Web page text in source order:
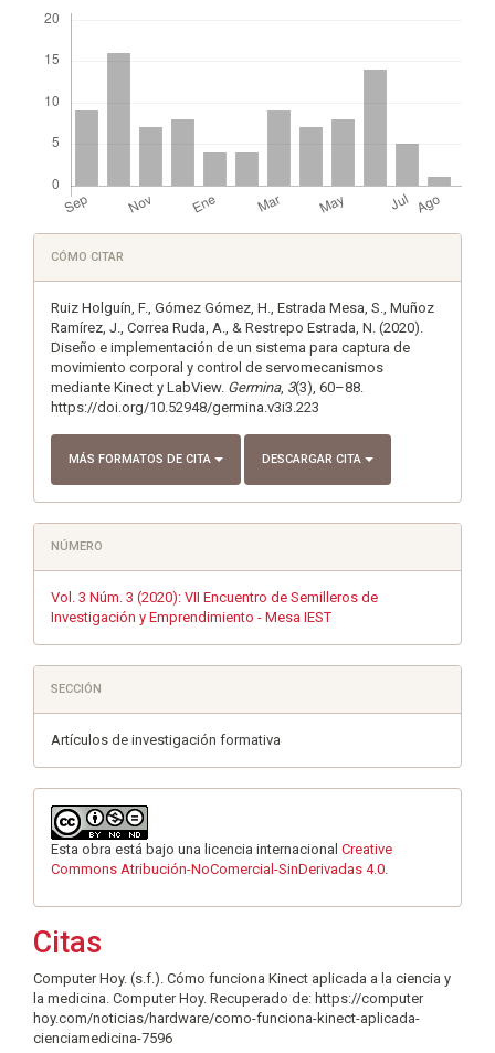
Detalles
del
artículo
CÓMO CITAR
Ruiz Holguín, F., Gómez Gómez, H., Estrada Mesa, S., Muñoz
Ramírez, J., Correa Ruda, A., & Restrepo Estrada, N. (2020).
Diseño e implementación de un sistema para captura de
movimiento corporal y control de servomecanismos
mediante Kinect y LabView. Germina, 3(3), 60–88.
https://doi.org/10.52948/germina.v3i3.223
MÁS FORMATOS DE CITA DESCARGAR CITA
NÚMERO
Vol. 3 Núm. 3 (2020): VII Encuentro de Semilleros de
Investigación y Emprendimiento - Mesa IEST
SECCIÓN
Artículos de investigación formativa
Esta obra está bajo una licencia internacional Creative
Commons Atribución-NoComercial-SinDerivadas 4.0.
Citas
Computer Hoy. (s.f.). Cómo funciona Kinect aplicada a la ciencia y
la medicina. Computer Hoy. Recuperado de: https://computer
hoy.com/noticias/hardware/como-funciona-kinect-aplicada-
cienciamedicina-7596